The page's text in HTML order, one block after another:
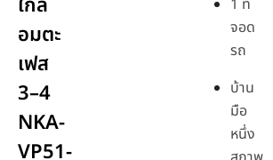
อมตะ
เฟส
3–4
NKA-
VP51-
1 ที่
จอด
รถ
บ้าน
มือ
หนึ่ง